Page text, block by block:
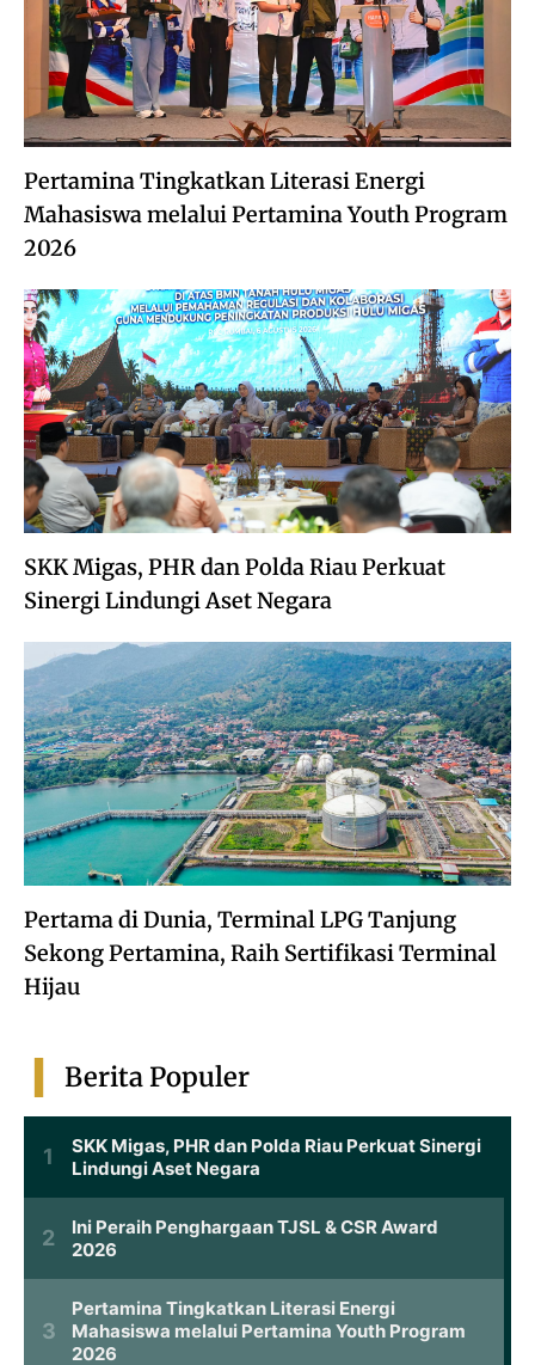
Pertamina Tingkatkan Literasi Energi
Mahasiswa melalui Pertamina Youth Program
2026
SKK Migas, PHR dan Polda Riau Perkuat
Sinergi Lindungi Aset Negara
Pertama di Dunia, Terminal LPG Tanjung
Sekong Pertamina, Raih Sertifikasi Terminal
Hijau
Berita Populer